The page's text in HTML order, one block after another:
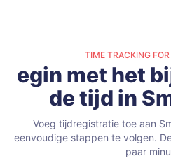
TIME TRACKING
egin met het
de tijd in
Voeg tijdregistratie toe aan
eenvoudige stappen te volgen.
paar